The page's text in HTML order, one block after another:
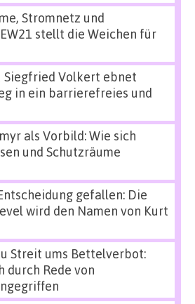
Stromnetz und
stellt die Weichen für
Siegfried Volkert ebnet
in ein barrierefreies und
als Vorbild: Wie sich
und Schutzräume
gefallen: Die
wird den Namen von Kurt
Streit ums Bettelverbot:
durch Rede von